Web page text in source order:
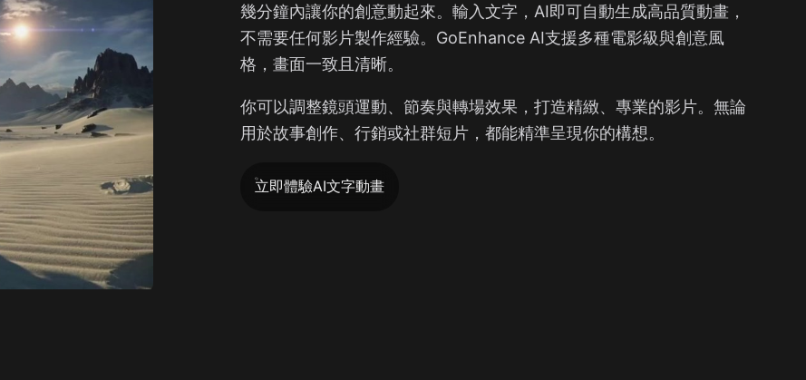
幾分鐘內讓你的創意動起來。輸入文字，AI即可自動生成高品質動畫，
不需要任何影片製作經驗。GoEnhance AI支援多種電影級與創意風
格，畫面一致且清晰。
你可以調整鏡頭運動、節奏與轉場效果，打造精緻、專業的影片。無論
用於故事創作、行銷或社群短片，都能精準呈現你的構想。
立即體驗AI文字動畫